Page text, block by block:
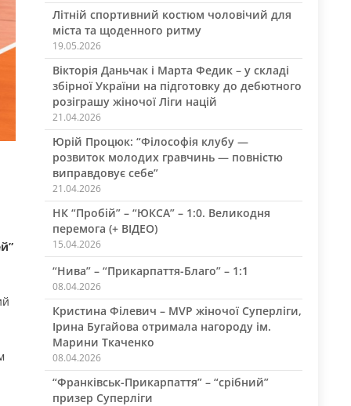
Літній спортивний костюм чоловічий для
міста та щоденного ритму
19.05.2026
Вікторія Даньчак і Марта Федик – у складі
збірної України на підготовку до дебютного
розіграшу жіночої Ліги націй
21.04.2026
Юрій Процюк: “Філософія клубу —
розвиток молодих гравчинь — повністю
виправдовує себе”
21.04.2026
НК “Пробій” – “ЮКСА” – 1:0. Великодня
перемога (+ ВІДЕО)
15.04.2026
“Нива” – “Прикарпаття-Благо” – 1:1
08.04.2026
Кристина Філевич – MVP жіночої Суперліги,
Ірина Бугайова отримала нагороду ім.
Марини Ткаченко
08.04.2026
“Франківськ-Прикарпаття” – “срібний”
призер Суперліги